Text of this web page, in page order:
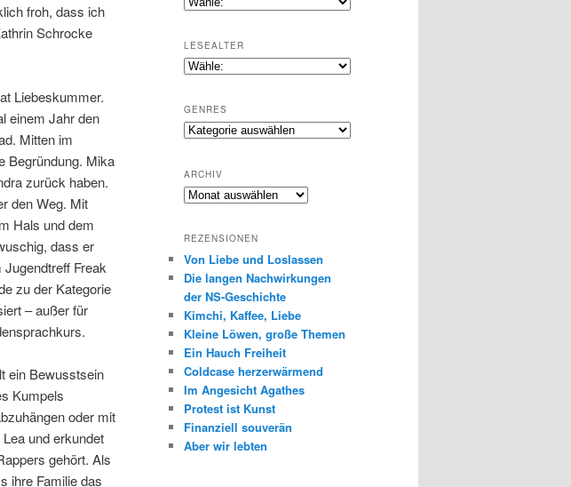
froh, dass ich
Schrocke
Liebeskummer.
einem Jahr den
Mitten im
Begründung. Mika
zurück haben.
den Weg. Mit
Hals und dem
dass er
Freak
zu der Kategorie
– außer für
ein Bewusstsein
Kumpels
oder mit
und erkundet
gehört. Als
ihre Familie das
LESEALTER
GENRES
Genres
ARCHIV
Archiv
REZENSIONEN
Von Liebe und Loslassen
Die langen Nachwirkungen
der NS-Geschichte
Kimchi, Kaffee, Liebe
Kleine Löwen, große Themen
Ein Hauch Freiheit
Coldcase herzerwärmend
Im Angesicht Agathes
Protest ist Kunst
Finanziell souverän
Aber wir lebten